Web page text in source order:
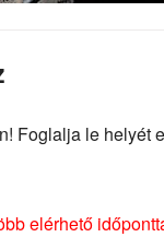
Foglalja le helyét
elérhető